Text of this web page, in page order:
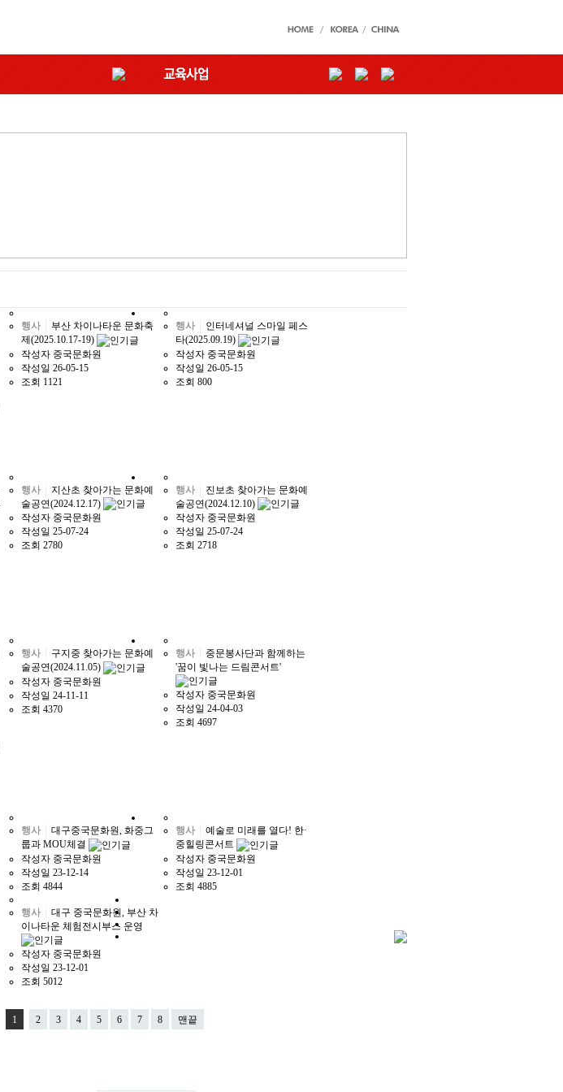
행사
부산 차이나타운 문화축
제(2025.10.17-19)
작성자 중국문화원
작성일 26-05-15
조회 1121
행사
인터네셔널 스마일 페스
타(2025.09.19)
작성자 중국문화원
작성일 26-05-15
조회 800
행사
지산초 찾아가는 문화예
술공연(2024.12.17)
작성자 중국문화원
작성일 25-07-24
조회 2780
행사
진보초 찾아가는 문화예
술공연(2024.12.10)
작성자 중국문화원
작성일 25-07-24
조회 2718
행사
구지중 찾아가는 문화예
술공연(2024.11.05)
작성자 중국문화원
작성일 24-11-11
조회 4370
행사
중문봉사단과 함께하는
'꿈이 빛나는 드림콘서트'
작성자 중국문화원
작성일 24-04-03
조회 4697
행사
대구중국문화원, 화중그
룹과 MOU체결
작성자 중국문화원
작성일 23-12-14
조회 4844
행사
예술로 미래를 열다! 한·
중힐링콘서트
작성자 중국문화원
작성일 23-12-01
조회 4885
행사
대구 중국문화원, 부산 차
이나타운 체험전시부스 운영
작성자 중국문화원
작성일 23-12-01
조회 5012
1 2 3 4 5 6 7 8 맨끝